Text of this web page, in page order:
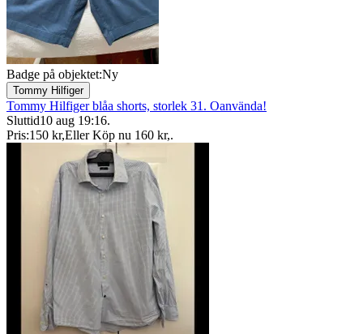
Badge på objektet:Ny
Tommy Hilfiger
Tommy Hilfiger blåa shorts, storlek 31. Oanvända!
Sluttid10 aug 19:16.
Pris:150 kr,Eller Köp nu 160 kr,.